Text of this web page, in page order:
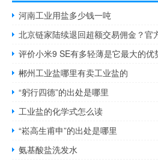
河南工业用盐多少钱一吨
北京链家陆续退回超额交易佣金？官
评价小米9 SE有多轻薄是它最大的优
郴州工业盐哪里有卖工业盐的
“躬行四德”的出处是哪里
工业盐的化学式怎么读
“崧高生甫申”的出处是哪里
氨基酸盐洗发水